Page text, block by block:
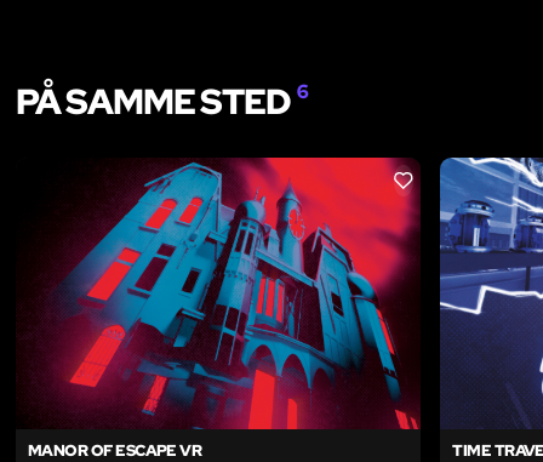
PÅ SAMME STED 6
LIKE
MANOR OF ESCAPE VR TIME